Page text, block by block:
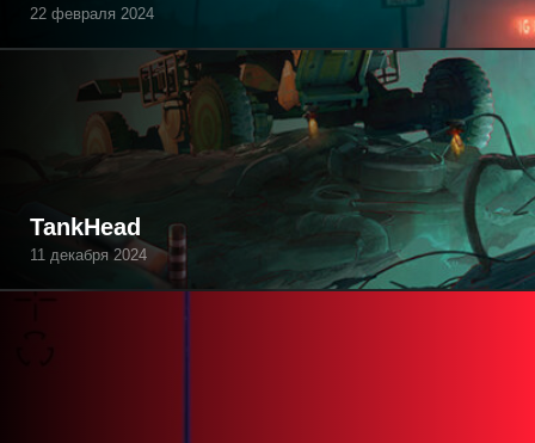
22 февраля 2024
TankHead
11 декабря 2024